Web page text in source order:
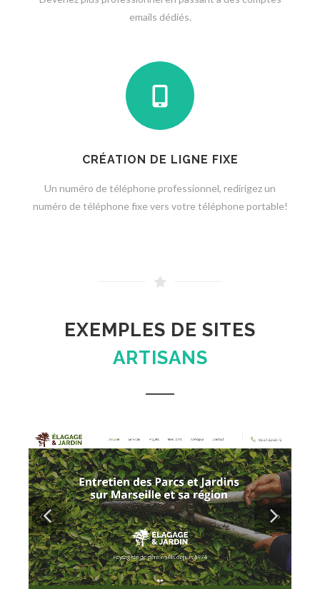
emails dédiés.
CRÉATION DE LIGNE FIXE
Un numéro de téléphone professionnel, redirigez un
numéro de téléphone fixe vers votre téléphone portable!
EXEMPLES DE SITES
ARTISANS